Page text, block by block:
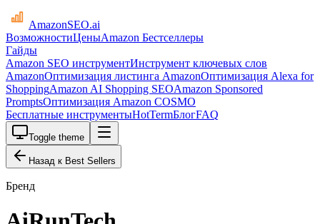
AmazonSEO.ai
ВозможностиЦеныAmazon Бестселлеры
Гайды
Amazon SEO инструментИнструмент ключевых слов
AmazonОптимизация листинга AmazonОптимизация Alexa for
ShoppingAmazon AI Shopping SEOAmazon Sponsored
PromptsОптимизация Amazon COSMO
Бесплатные инструментыHotTermБлогFAQ
Toggle theme
Назад к Best Sellers
Бренд